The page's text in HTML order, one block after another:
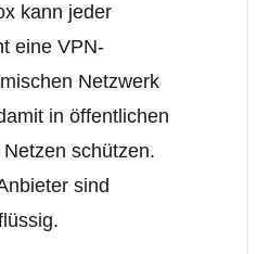
kann jeder
eine VPN-
Netzwerk
in öffentlichen
schützen.
sind